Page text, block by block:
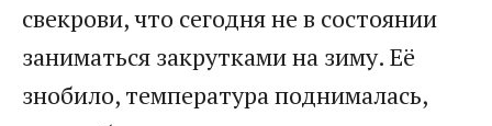
свекрови, что сегодня не в состоянии
заниматься закрутками на зиму. Её
знобило, температура поднималась,